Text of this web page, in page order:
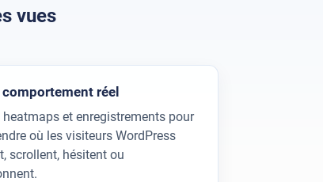
vues
réel
heatmaps et enregistrements pour
où les visiteurs WordPress
scrollent, hésitent ou